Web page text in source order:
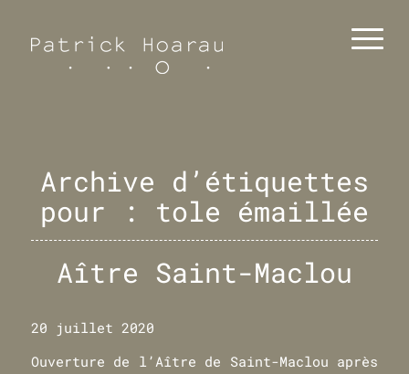
Archive d’étiquettes
pour : tole émaillée
Aître Saint-Maclou
20 juillet 2020
Ouverture de l’Aître de Saint-Maclou après